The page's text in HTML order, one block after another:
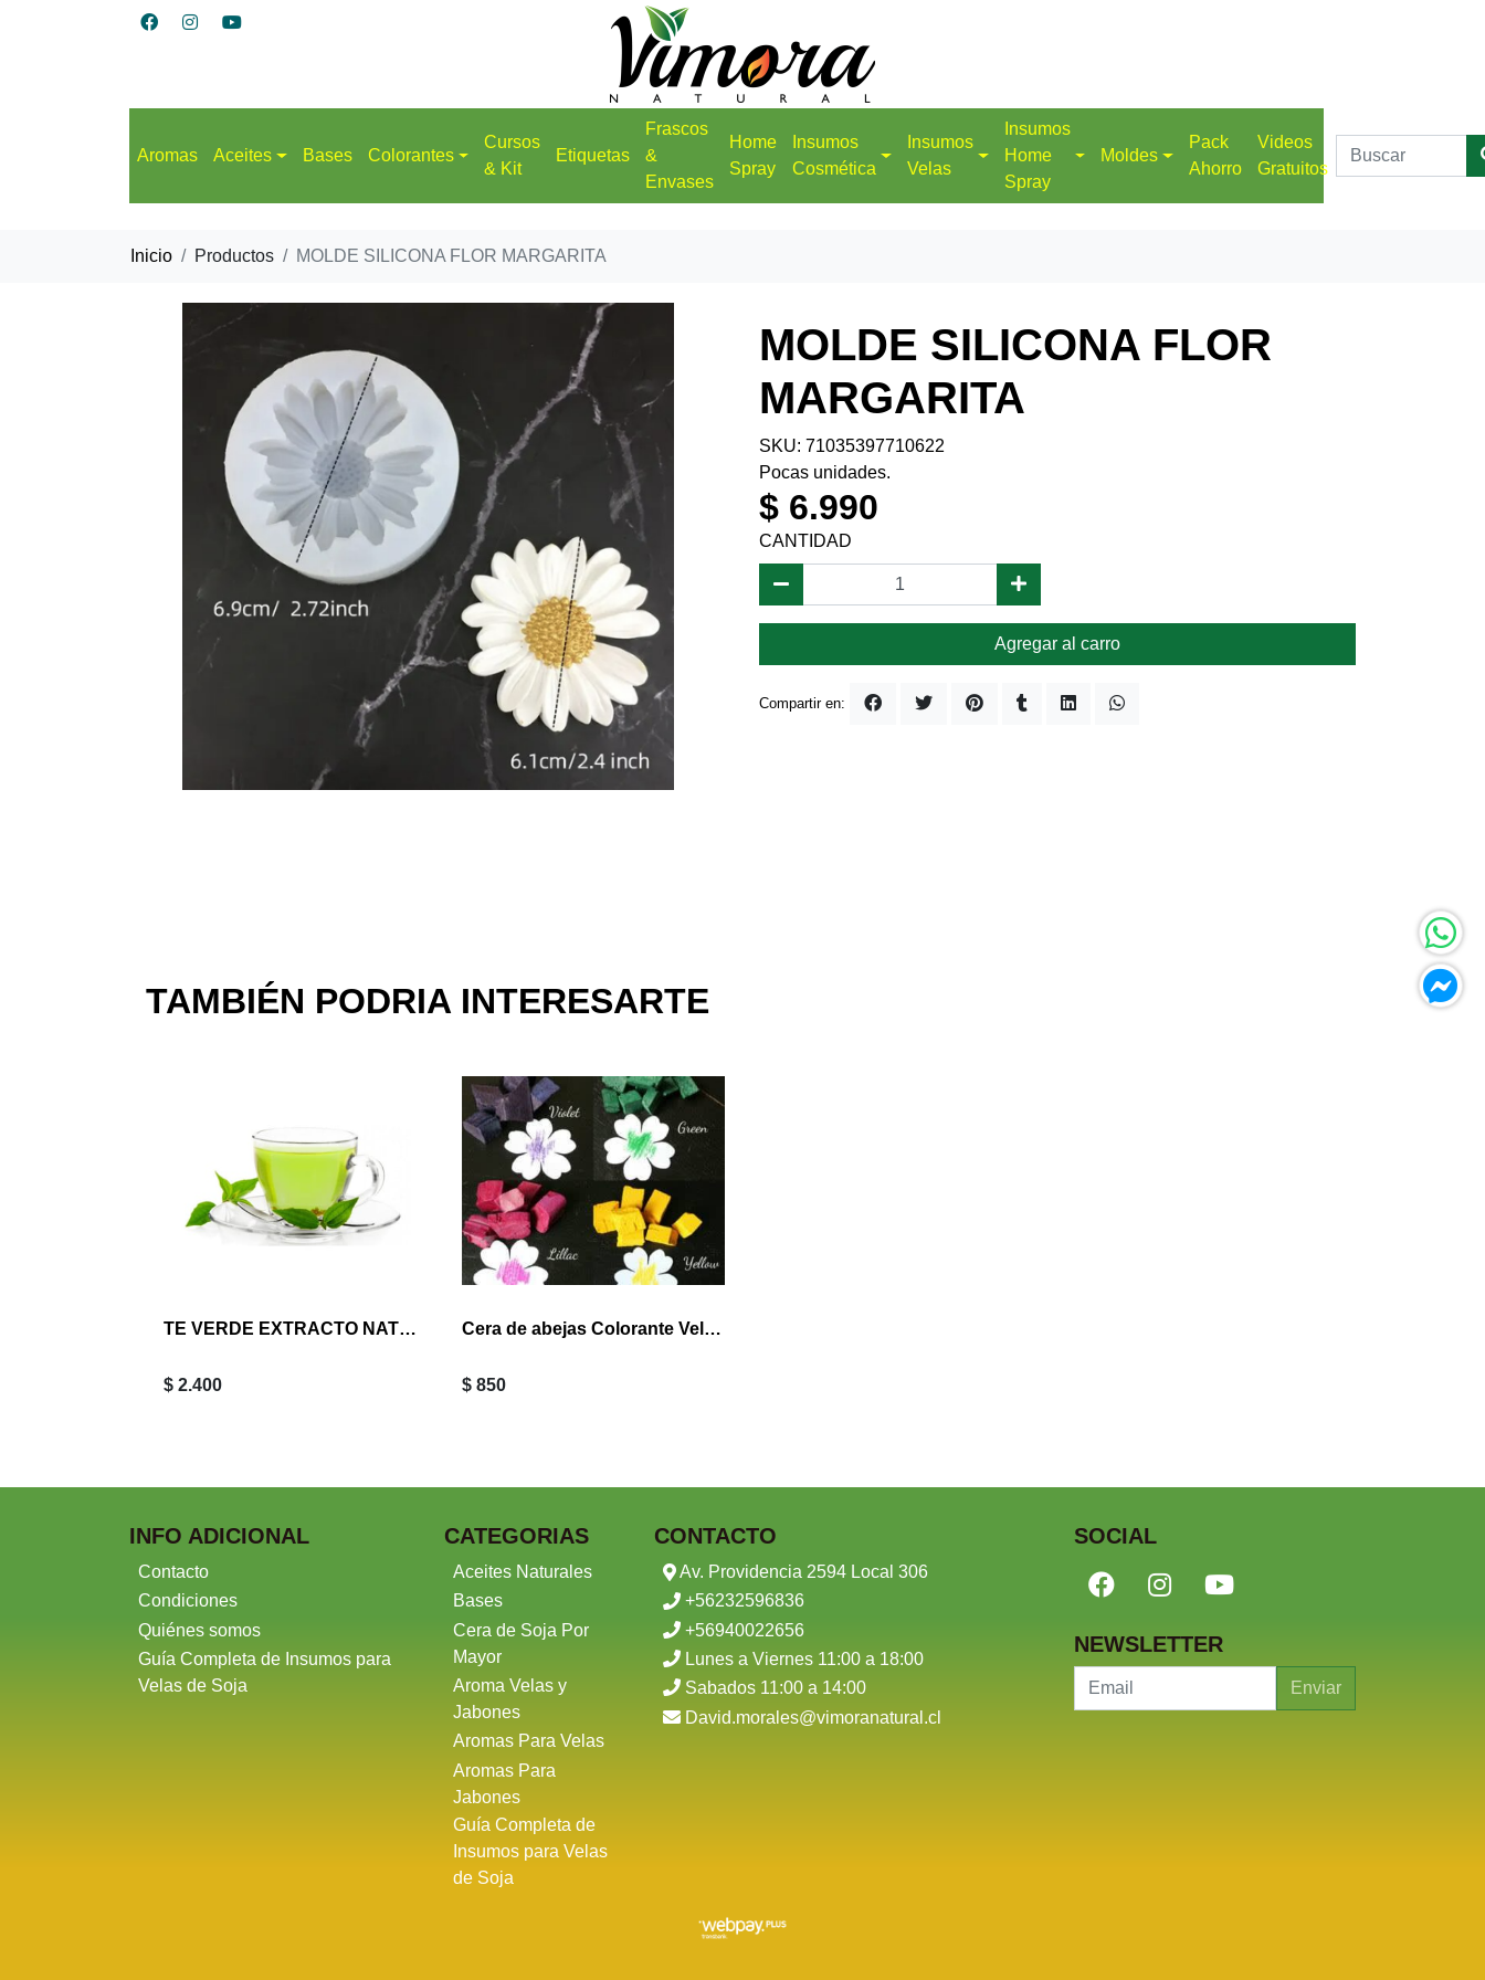
Aromas Aceites Bases Colorantes
Cursos
& Kit
Etiquetas
Frascos
&
Envases
Home
Spray
Insumos
Cosmética
Insumos
Velas
Insumos
Home
Spray
Moldes
Pack
Ahorro
Videos
Gratuitos
Inicio Productos MOLDE SILICONA FLOR MARGARITA
MOLDE SILICONA FLOR
MARGARITA
SKU: 71035397710622
Pocas unidades.
$ 6.990
CANTIDAD
Agregar al carro
Compartir en:
TAMBIÉN PODRIA INTERESARTE
TE VERDE EXTRACTO NATURAL 30 ML
$ 2.400
Cera de abejas Colorante Vela Cubo
$ 850
INFO ADICIONAL
Contacto
Condiciones
Quiénes somos
Guía Completa de Insumos para
Velas de Soja
CATEGORIAS
Aceites Naturales
Bases
Cera de Soja Por
Mayor
Aroma Velas y
Jabones
Aromas Para Velas
Aromas Para
Jabones
Guía Completa de
Insumos para Velas
de Soja
CONTACTO
Av. Providencia 2594 Local 306
+56232596836
+56940022656
Lunes a Viernes 11:00 a 18:00
Sabados 11:00 a 14:00
David.morales@vimoranatural.cl
SOCIAL
NEWSLETTER
Enviar